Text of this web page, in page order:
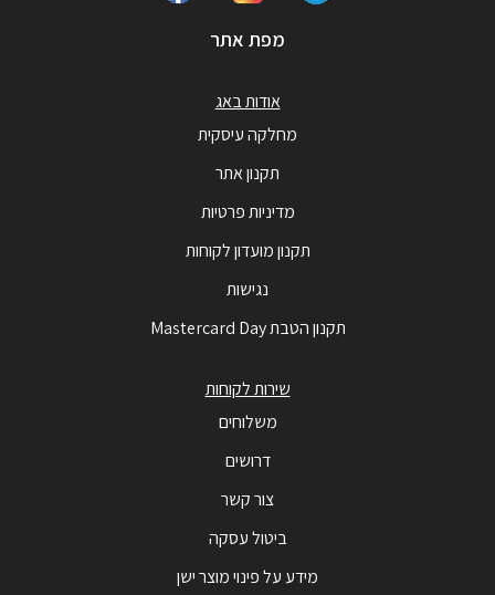
מפת אתר
אודות באג
מחלקה עיסקית
תקנון אתר
מדיניות פרטיות
תקנון מועדון לקוחות
נגישות
תקנון הטבת Mastercard Day
שירות לקוחות
משלוחים
דרושים
צור קשר
ביטול עסקה
מידע על פינוי מוצר ישן